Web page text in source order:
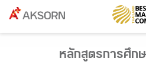
หลักสูตรการศึก